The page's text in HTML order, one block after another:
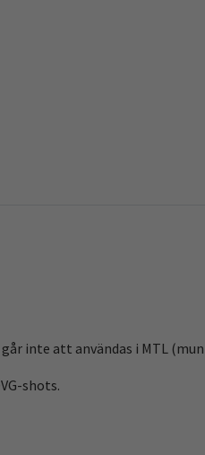
inte att användas i MTL
shots.